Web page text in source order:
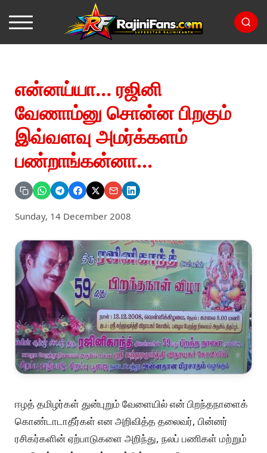
என்னய்யா… ரஜினி
வேணாம்னு சொன்ன பிறகும்
இவ்வளவு அமர்க்களம்
பண்றாங்கன்னா...
Sunday, 14 December 2008
ஈழத் தமிழர்கள் துன்புறும் வேளையில் என் பிறந்தநாளைக்
கொண்டாடாதீர்கள் என அறிவித்த தலைவர், பின்னர்
ரசிகர்களின் ஏற்பாடுகளை அறிந்து, நலப் பணிகள் மற்றும்